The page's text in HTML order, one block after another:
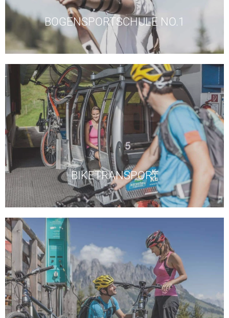
BOGENSPORTSCHULE NO.1
Kostenloses Bogenschießen am Jufen jeden
BIKETRANSPORT
Gemütlich mit dem MTB oder eMTB mit den
Sommerbahnen auf den Berg und dann die Trails
am Berg und zurück ins Tal erkunden. Natrunbahn,
6er Sesselbahn Schwarzeckalm, 6er Sesselbahn
Bürglalm und Kabinenbahn Karbachalm.
Gratis geführte MTB- und eMTB Touren mit
Bikeguide laut Wochenprogramm. Information und
Buchung in den örtlichen Tourismusinformationen.